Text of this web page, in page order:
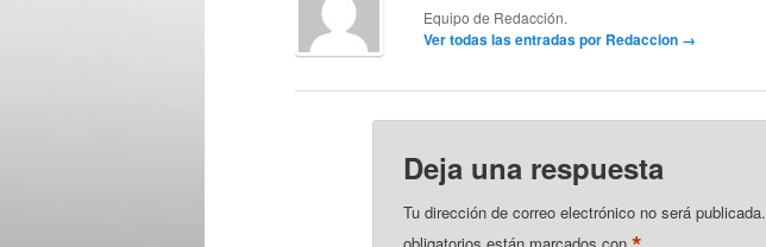
Equipo de Redacción.
Ver todas las entradas por Redaccion →
Deja una respuesta
Tu dirección de correo electrónico no será publicada.